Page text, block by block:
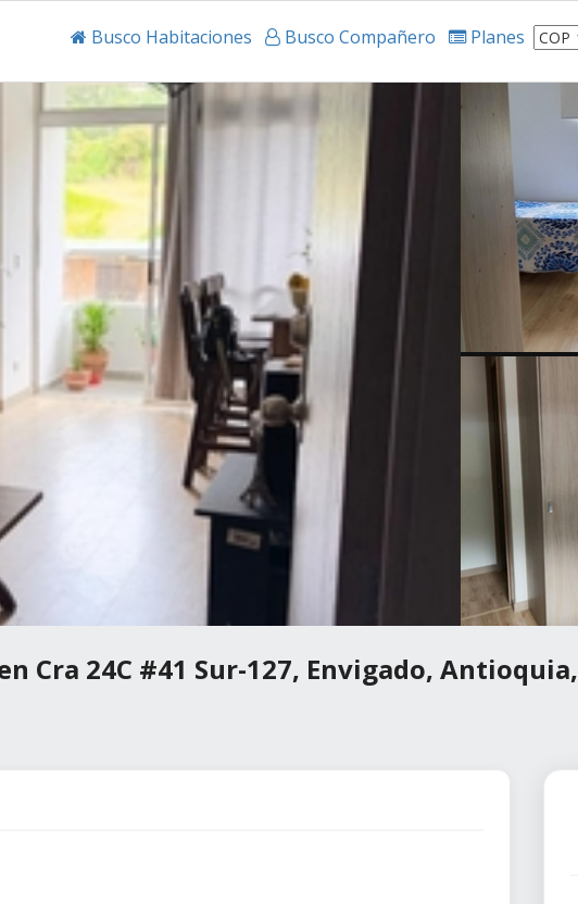
Busco Habitaciones Busco Compañero Planes
Cra 24C #41 Sur-127, Envigado, Antioquia,